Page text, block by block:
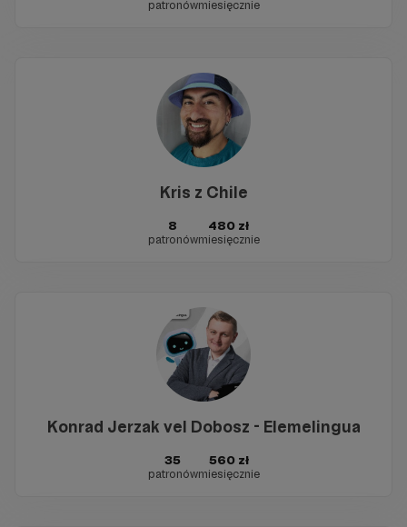
patronówmiesięcznie
Kris z Chile
8
patronów
480 zł
miesięcznie
Konrad Jerzak vel Dobosz - Elemelingua
35
patronów
560 zł
miesięcznie